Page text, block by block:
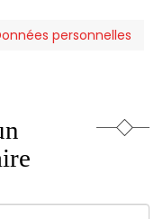
personnelles